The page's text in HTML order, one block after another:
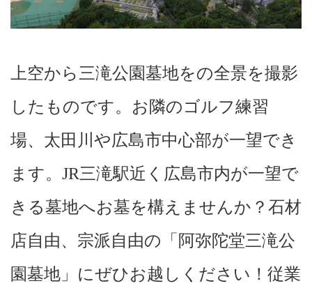
上空から三滝公園墓地をの全景を撮影
したものです。お隣のゴルフ練習
場、太田川や広島市中心部が一望でき
ます。JR三滝駅近く広島市内が一望で
きる墓地へお墓を構えませんか？石材
店自由、宗派自由の「阿弥陀堂三滝公
園墓地」にぜひお越しください！従業